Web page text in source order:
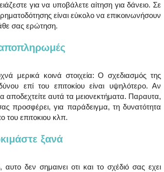
για να υποβάλετε αίτηση για δάνειο. Σε
είναι εύκολο να επικοινωνήσουν
σας ερώτηση.
αποπληρωμές
μερικά κοινά στοιχεία: Ο σχεδιασμός της
επί του επιτοκίου είναι υψηλότερο. Αν
αποδεχτείτε αυτά τα μειονεκτήματα. Παραυτα,
προσφέρει, για παράδειγμα, τη δυνατότητα
επιτοκιου κλπ.
ξανά
δεν σημαινει οτι και το σχέδιό σας εχει